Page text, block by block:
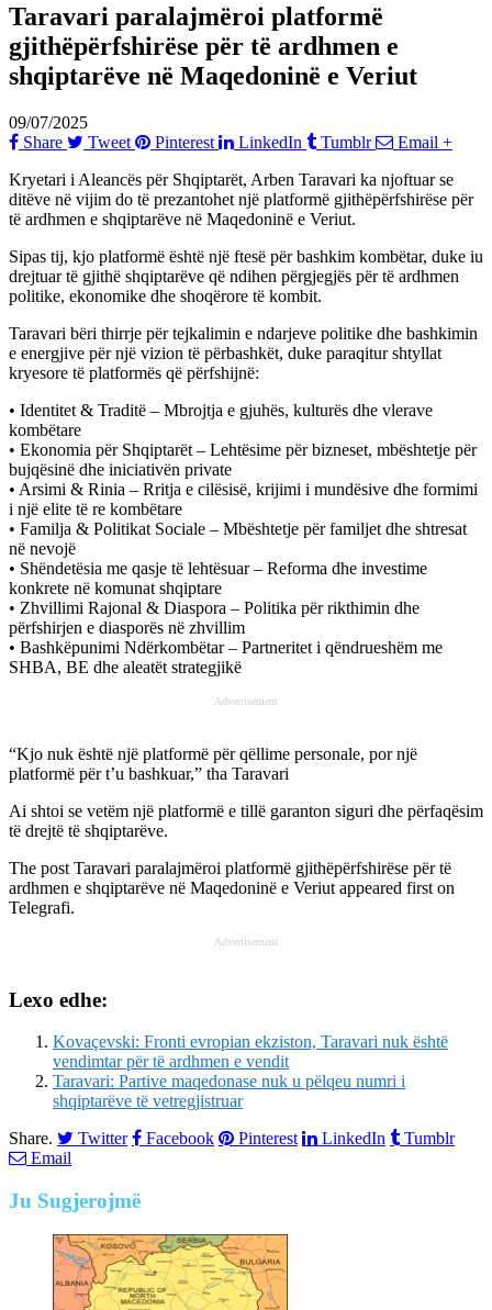
Taravari paralajmëroi platformë
gjithëpërfshirëse për të ardhmen e
shqiptarëve në Maqedoninë e Veriut
09/07/2025
Share
Tweet Pinterest LinkedIn Tumblr Email +
Kryetari i Aleancës për Shqiptarët, Arben Taravari ka njoftuar se
ditëve në vijim do të prezantohet një platformë gjithëpërfshirëse për
të ardhmen e shqiptarëve në Maqedoninë e Veriut.
Sipas tij, kjo platformë është një ftesë për bashkim kombëtar, duke iu
drejtuar të gjithë shqiptarëve që ndihen përgjegjës për të ardhmen
politike, ekonomike dhe shoqërore të kombit.
Taravari bëri thirrje për tejkalimin e ndarjeve politike dhe bashkimin
e energjive për një vizion të përbashkët, duke paraqitur shtyllat
kryesore të platformës që përfshijnë:
• Identitet & Traditë – Mbrojtja e gjuhës, kulturës dhe vlerave
kombëtare
• Ekonomia për Shqiptarët – Lehtësime për bizneset, mbështetje për
bujqësinë dhe iniciativën private
• Arsimi & Rinia – Rritja e cilësisë, krijimi i mundësive dhe formimi
i një elite të re kombëtare
• Familja & Politikat Sociale – Mbështetje për familjet dhe shtresat
në nevojë
• Shëndetësia me qasje të lehtësuar – Reforma dhe investime
konkrete në komunat shqiptare
• Zhvillimi Rajonal & Diaspora – Politika për rikthimin dhe
përfshirjen e diasporës në zhvillim
• Bashkëpunimi Ndërkombëtar – Partneritet i qëndrueshëm me
SHBA, BE dhe aleatët strategjikë
Advertisement
“Kjo nuk është një platformë për qëllime personale, por një
platformë për t’u bashkuar,” tha Taravari
Ai shtoi se vetëm një platformë e tillë garanton siguri dhe përfaqësim
të drejtë të shqiptarëve.
The post Taravari paralajmëroi platformë gjithëpërfshirëse për të
ardhmen e shqiptarëve në Maqedoninë e Veriut appeared first on
Telegrafi.
Advertisement
Lexo edhe:
Kovaçevski: Fronti evropian ekziston, Taravari nuk është
vendimtar për të ardhmen e vendit
Taravari: Partive maqedonase nuk u pëlqeu numri i
shqiptarëve të vetregjistruar
Share.
Twitter Facebook Pinterest LinkedIn
Tumblr
Email
Ju Sugjerojmë